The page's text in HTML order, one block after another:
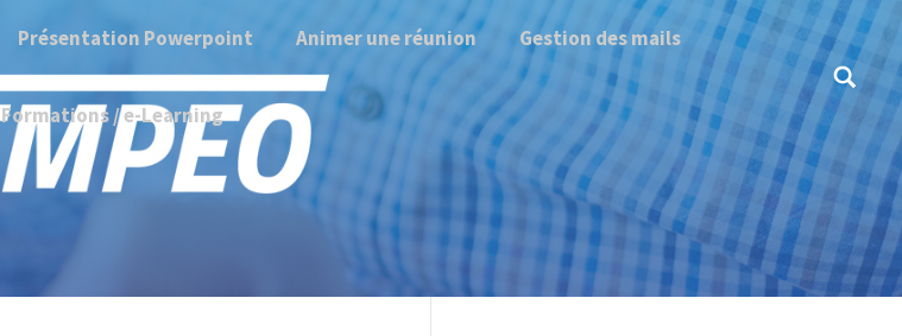
Présentation Powerpoint Animer une réunion Gestion des mails
Formations / e-Learning
Search: